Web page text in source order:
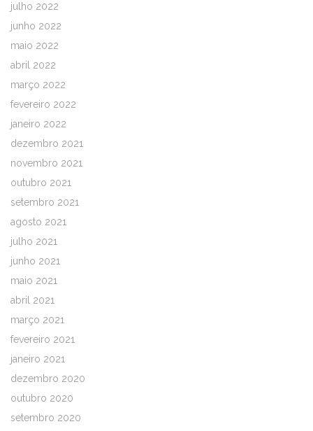
julho 2022
junho 2022
maio 2022
abril 2022
março 2022
fevereiro 2022
janeiro 2022
dezembro 2021
novembro 2021
outubro 2021
setembro 2021
agosto 2021
julho 2021
junho 2021
maio 2021
abril 2021
março 2021
fevereiro 2021
janeiro 2021
dezembro 2020
outubro 2020
setembro 2020